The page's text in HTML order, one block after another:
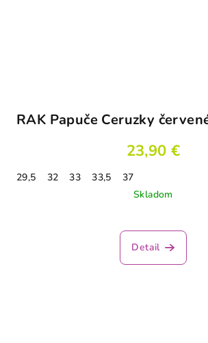
RAK Papuče Ceruzky
23,90 €
29,5 32 33 33,5
37
Skladom
Detail